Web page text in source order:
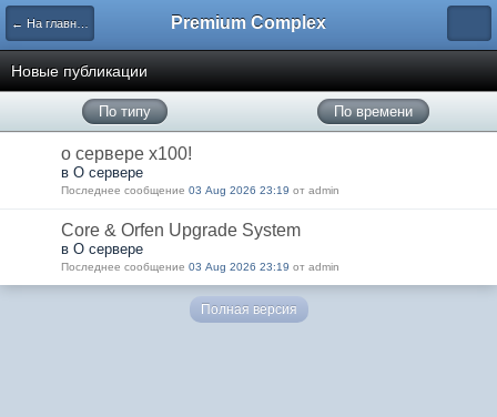
← На главную Premium Complex
Новые публикации
По типу По времени
о сервере x100!
в О сервере
Последнее сообщение 03 Aug 2026 23:19 от admin
Core & Orfen Upgrade System
в О сервере
Последнее сообщение 03 Aug 2026 23:19 от admin
Полная версия